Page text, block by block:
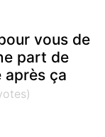
vous de
part de
après ça